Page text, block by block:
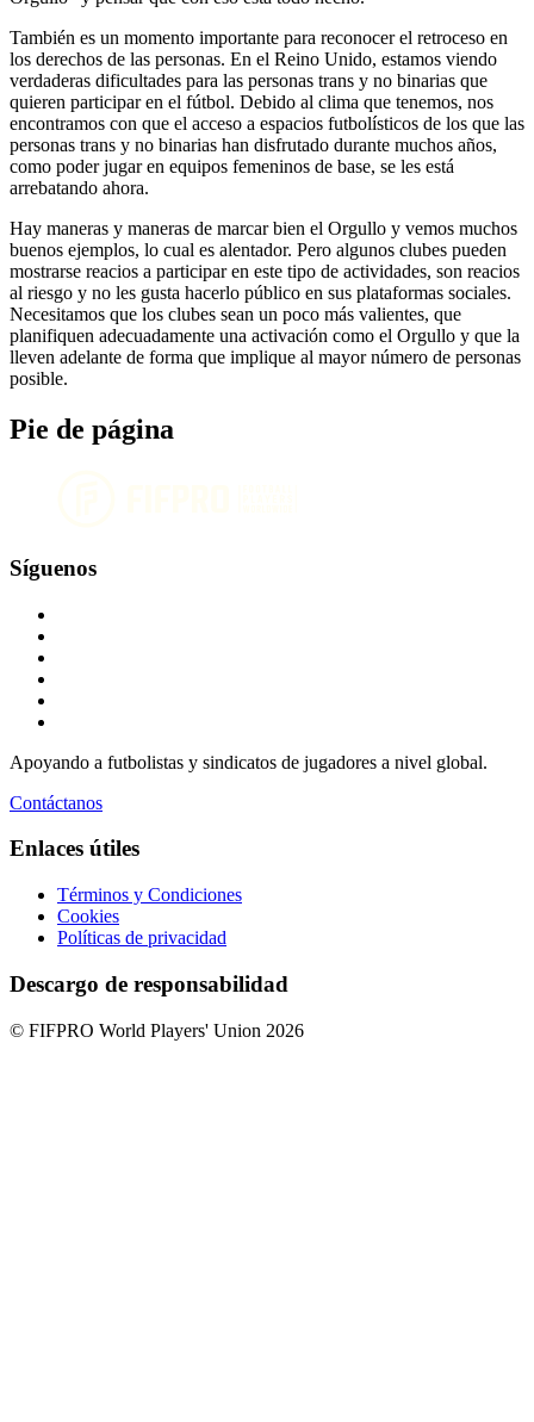
También es un momento importante para reconocer el retroceso en
los derechos de las personas. En el Reino Unido, estamos viendo
verdaderas dificultades para las personas trans y no binarias que
quieren participar en el fútbol. Debido al clima que tenemos, nos
encontramos con que el acceso a espacios futbolísticos de los que las
personas trans y no binarias han disfrutado durante muchos años,
como poder jugar en equipos femeninos de base, se les está
arrebatando ahora.
Hay maneras y maneras de marcar bien el Orgullo y vemos muchos
buenos ejemplos, lo cual es alentador. Pero algunos clubes pueden
mostrarse reacios a participar en este tipo de actividades, son reacios
al riesgo y no les gusta hacerlo público en sus plataformas sociales.
Necesitamos que los clubes sean un poco más valientes, que
planifiquen adecuadamente una activación como el Orgullo y que la
lleven adelante de forma que implique al mayor número de personas
posible.
Pie de página
Síguenos
Apoyando a futbolistas y sindicatos de jugadores a nivel global.
Contáctanos
Enlaces útiles
Términos y Condiciones
Cookies
Políticas de privacidad
Descargo de responsabilidad
© FIFPRO World Players' Union 2026